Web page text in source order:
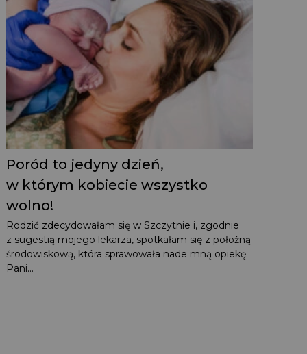
Poród to jedyny dzień,
w którym kobiecie wszystko
wolno!
Rodzić zdecydowałam się w Szczytnie i, zgodnie
z sugestią mojego lekarza, spotkałam się z położną
środowiskową, która sprawowała nade mną opiekę.
Pani...